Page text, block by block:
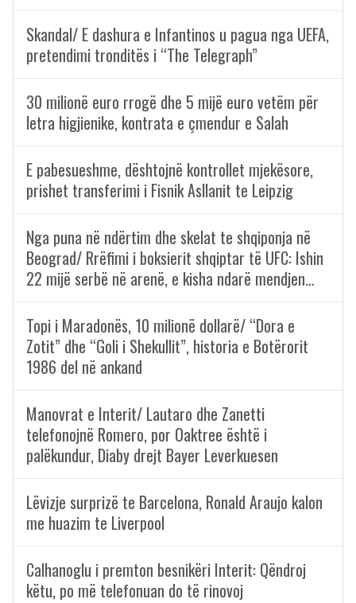
Skandal/ E dashura e Infantinos u pagua nga UEFA,
pretendimi tronditës i “The Telegraph”
30 milionë euro rrogë dhe 5 mijë euro vetëm për
letra higjienike, kontrata e çmendur e Salah
E pabesueshme, dështojnë kontrollet mjekësore,
prishet transferimi i Fisnik Asllanit te Leipzig
Nga puna në ndërtim dhe skelat te shqiponja në
Beograd/ Rrëfimi i boksierit shqiptar të UFC: Ishin
22 mijë serbë në arenë, e kisha ndarë mendjen…
Topi i Maradonës, 10 milionë dollarë/ “Dora e
Zotit” dhe “Goli i Shekullit”, historia e Botërorit
1986 del në ankand
Manovrat e Interit/ Lautaro dhe Zanetti
telefonojnë Romero, por Oaktree është i
palëkundur, Diaby drejt Bayer Leverkuesen
Lëvizje surprizë te Barcelona, Ronald Araujo kalon
me huazim te Liverpool
Calhanoglu i premton besnikëri Interit: Qëndroj
këtu, po më telefonuan do të rinovoj